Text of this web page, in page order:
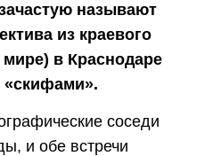
называют
из краевого
в Краснодаре
«скифами».
соседи
и обе встречи